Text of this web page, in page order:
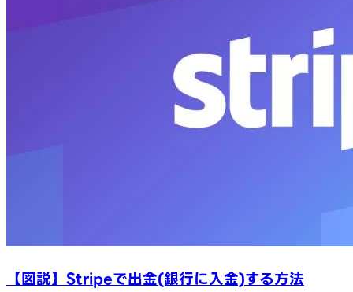
【図説】Stripeで出金(銀行に入金)する方法